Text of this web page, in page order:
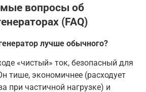
вопросы об
(FAQ)
лучше обычного?
«чистый» ток, безопасный для
тише, экономичнее (расходует
при частичной нагрузке) и